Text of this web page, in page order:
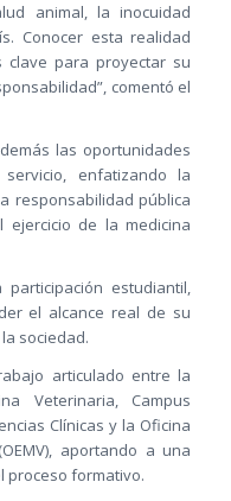
animal, la inocuidad
Conocer esta realidad
para proyectar su
comentó el
las oportunidades
enfatizando la
responsabilidad pública
de la medicina
estudiantil,
el alcance real de su
sociedad.
articulado entre la
Veterinaria, Campus
Clínicas y la Oficina
aportando a una
proceso formativo.